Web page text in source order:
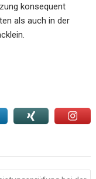
konsequent
als auch in der